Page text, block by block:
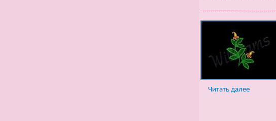
Читать далее